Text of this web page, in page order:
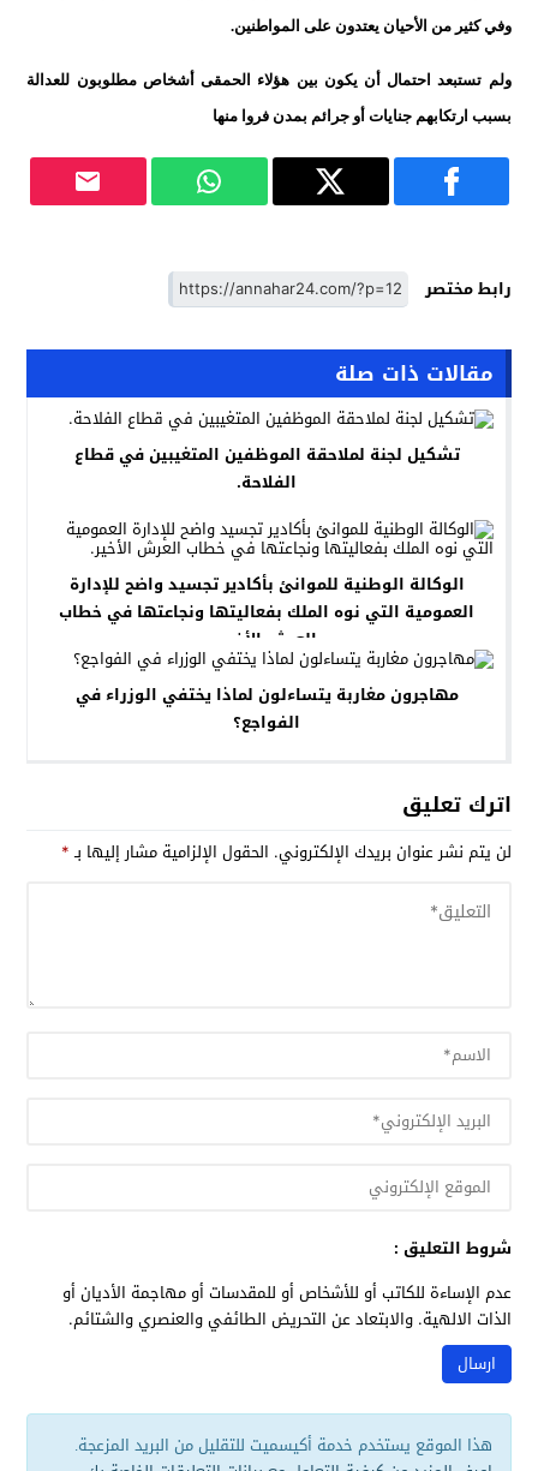
وفي كثير من الأحيان يعتدون على المواطنين.
ولم تستبعد احتمال أن يكون بين هؤلاء الحمقى أشخاص مطلوبون للعدالة
بسبب ارتكابهم جنايات أو جرائم بمدن فروا منها
رابط مختصر
مقالات ذات صلة
تشكيل لجنة لملاحقة الموظفين المتغيبين في قطاع
الفلاحة.
الوكالة الوطنية للموانئ بأكادير تجسيد واضح للإدارة
العمومية التي نوه الملك بفعاليتها ونجاعتها في خطاب
العرش الأخير.
مهاجرون مغاربة يتساءلون لماذا يختفي الوزراء في
الفواجع؟
اترك تعليق
لن يتم نشر عنوان بريدك الإلكتروني. الحقول الإلزامية مشار إليها بـ*
شروط التعليق :
عدم الإساءة للكاتب أو للأشخاص أو للمقدسات أو مهاجمة الأديان أو
الذات الالهية. والابتعاد عن التحريض الطائفي والعنصري والشتائم.
هذا الموقع يستخدم خدمة أكيسميت للتقليل من البريد المزعجة.